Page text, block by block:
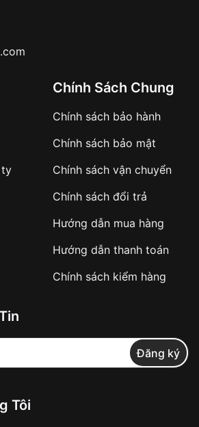
biệt
đặt cọc trước 10% giá trị đơn
thanh toán khi nhận hàng hoặc
trạng hủy đơn không mong
được
ty
Chính Sách Chung
Chính sách bảo hành
Chính sách bảo mật
Chính sách vận chuyển
Chính sách đổi trả
Hướng dẫn mua hàng
Hướng dẫn thanh toán
Chính sách kiểm hàng
Đăng ký
Tôi